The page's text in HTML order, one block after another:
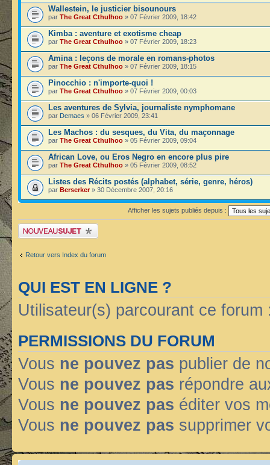
Wallestein, le justicier bisounours
par The Great Cthulhoo » 07 Février 2009, 18:42
Kimba : aventure et exotisme cheap
par The Great Cthulhoo » 07 Février 2009, 18:23
Amina : leçons de morale en romans-photos
par The Great Cthulhoo » 07 Février 2009, 18:15
Pinocchio : n'importe-quoi !
par The Great Cthulhoo » 07 Février 2009, 00:03
Les aventures de Sylvia, journaliste nymphomane
par Demaes » 06 Février 2009, 23:41
Les Machos : du sesques, du Vita, du maçonnage
par The Great Cthulhoo » 05 Février 2009, 09:04
African Love, ou Eros Negro en encore plus pire
par The Great Cthulhoo » 05 Février 2009, 08:52
Listes des Récits postés (alphabet, série, genre, héros)
par Berserker» 30 Décembre 2007, 20:16
Afficher les sujets publiés depuis :
Publier un nouveau sujet
Retour vers Index du forum
QUI EST EN LIGNE ?
Utilisateur(s) parcourant ce
PERMISSIONS DU FORUM
Vous ne pouvez pas publier de
Vous ne pouvez pas répondre
Vous ne pouvez pas éditer vos
Vous ne pouvez pas supprimer